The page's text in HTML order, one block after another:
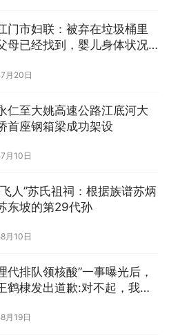
门市妇联：被弃在垃圾桶里
母已经找到，婴儿身体状况
月20日
仁至大姚高速公路江底河大
首座钢箱梁成功架设
月10日
人”苏氏祖祠：根据族谱苏炳
东坡的第29代孙
月10日
代排队领核酸”一事曝光后，
鹤棣发出道歉:对不起，我的
月19日